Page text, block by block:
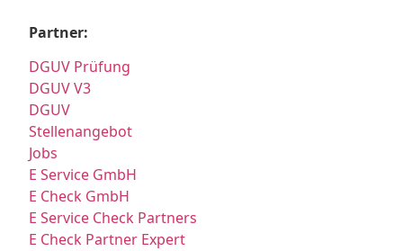
Partner:
DGUV Prüfung
DGUV V3
DGUV
Stellenangebot
Jobs
E Service GmbH
E Check GmbH
E Service Check Partners
E Check Partner Expert